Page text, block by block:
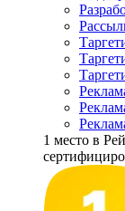
1 место в